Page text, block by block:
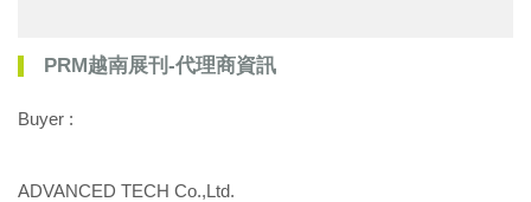
PRM越南展刊-代理商資訊
Buyer :
ADVANCED TECH Co.,Ltd.